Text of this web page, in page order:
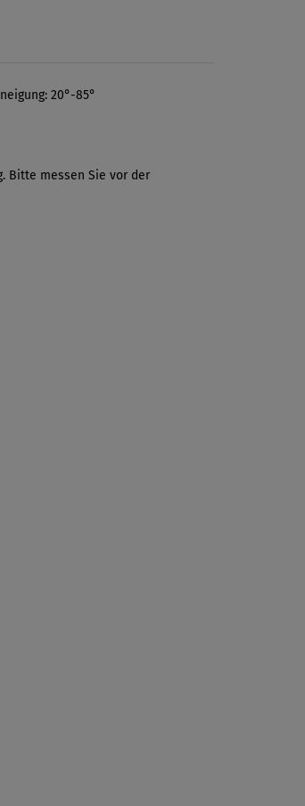
20°-85°
Bitte messen Sie vor der